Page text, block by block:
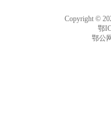
Copyright ©
鄂
鄂公